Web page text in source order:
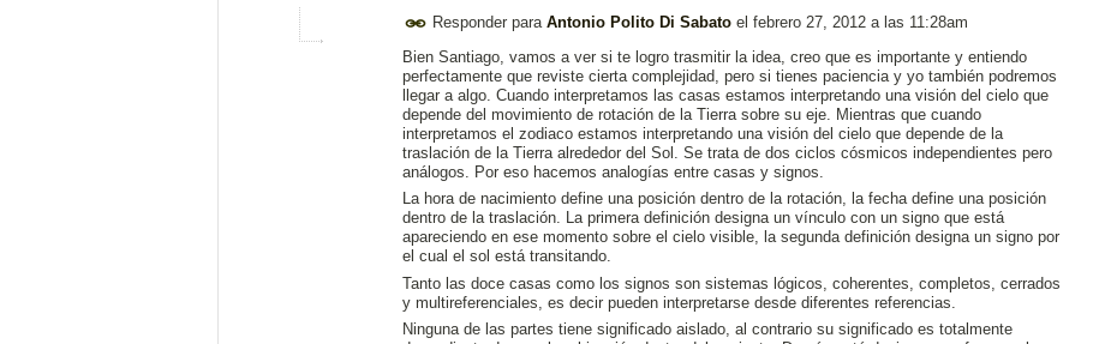
Responder para Antonio Polito Di Sabato el febrero 27, 2012 a las 11:28am
Bien Santiago, vamos a ver si te logro trasmitir la idea, creo que es importante y entiendo
perfectamente que reviste cierta complejidad, pero si tienes paciencia y yo también podremos
llegar a algo. Cuando interpretamos las casas estamos interpretando una visión del cielo que
depende del movimiento de rotación de la Tierra sobre su eje. Mientras que cuando
interpretamos el zodiaco estamos interpretando una visión del cielo que depende de la
traslación de la Tierra alrededor del Sol. Se trata de dos ciclos cósmicos independientes pero
análogos. Por eso hacemos analogías entre casas y signos.
La hora de nacimiento define una posición dentro de la rotación, la fecha define una posición
dentro de la traslación. La primera definición designa un vínculo con un signo que está
apareciendo en ese momento sobre el cielo visible, la segunda definición designa un signo por
el cual el sol está transitando.
Tanto las doce casas como los signos son sistemas lógicos, coherentes, completos, cerrados
y multireferenciales, es decir pueden interpretarse desde diferentes referencias.
Ninguna de las partes tiene significado aislado, al contrario su significado es totalmente